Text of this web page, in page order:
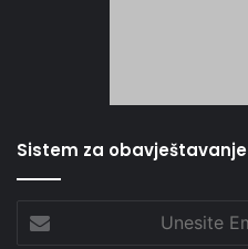
Sistem za obavještavanje
Unesite
Email